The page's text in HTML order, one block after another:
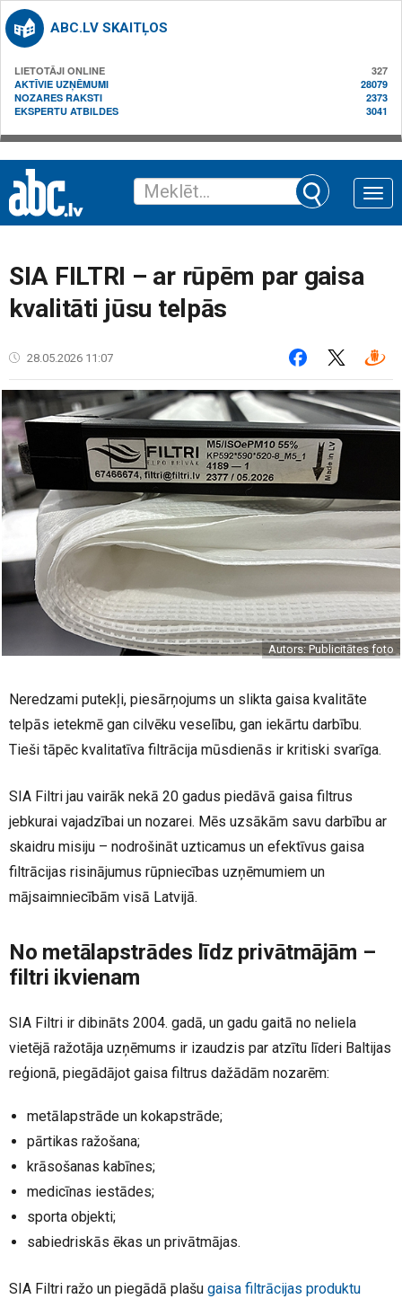
ABC.LV SKAITĻOS
LIETOTĀJI ONLINE
327
AKTĪVIE UZŅĒMUMI
28079
NOZARES RAKSTI
2373
EKSPERTU ATBILDES
3041
Toggle
SIA FILTRI – ar rūpēm par gaisa
kvalitāti jūsu telpās
28.05.2026 11:07
Autors: Publicitātes foto
Neredzami putekļi, piesārņojums un slikta gaisa kvalitāte
telpās ietekmē gan cilvēku veselību, gan iekārtu darbību.
Tieši tāpēc kvalitatīva filtrācija mūsdienās ir kritiski svarīga.
SIA Filtri jau vairāk nekā 20 gadus piedāvā gaisa filtrus
jebkurai vajadzībai un nozarei. Mēs uzsākām savu darbību ar
skaidru misiju – nodrošināt uzticamus un efektīvus gaisa
filtrācijas risinājumus rūpniecības uzņēmumiem un
mājsaimniecībām visā Latvijā.
No metālapstrādes līdz privātmājām –
filtri ikvienam
SIA Filtri ir dibināts 2004. gadā, un gadu gaitā no neliela
vietējā ražotāja uzņēmums ir izaudzis par atzītu līderi Baltijas
reģionā, piegādājot gaisa filtrus dažādām nozarēm:
metālapstrāde un kokapstrāde;
pārtikas ražošana;
krāsošanas kabīnes;
medicīnas iestādes;
sporta objekti;
sabiedriskās ēkas un privātmājas.
SIA Filtri ražo un piegādā plašu gaisa filtrācijas produktu